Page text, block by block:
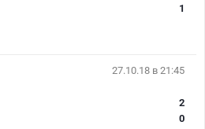
1
27.10.18 в 21:45
2
0